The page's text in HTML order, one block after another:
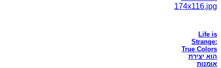
Life is
Strange:
True Colors
הוא יצירת
אומנות